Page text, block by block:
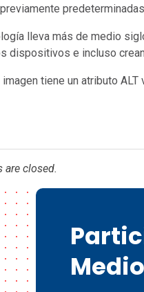
lleva más de medio
dispositivos e incluso
are closed.